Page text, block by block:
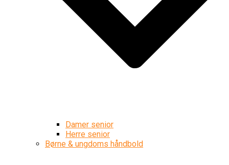
Damer senior
Herre senior
Børne & ungdoms håndbold